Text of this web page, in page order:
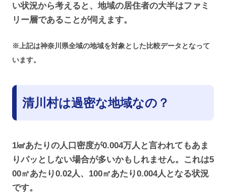
い状況から考えると、地域の居住者の大半はファミ
リー層であることが伺えます。
※上記は神奈川県全域の地域を対象とした比較データとなって
います。
清川村は過密な地域なの？
1㎢あたりの人口密度が0.004万人と言われてもあま
りパッとしない場合が多いかもしれません。これは5
00㎡あたり0.02人、100㎡あたり0.004人となる状況
です。